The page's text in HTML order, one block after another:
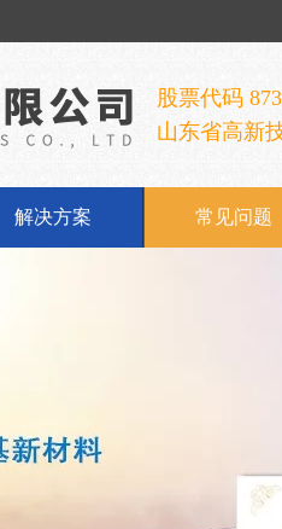
股票代码
山东省高新
解决方案 常见问题